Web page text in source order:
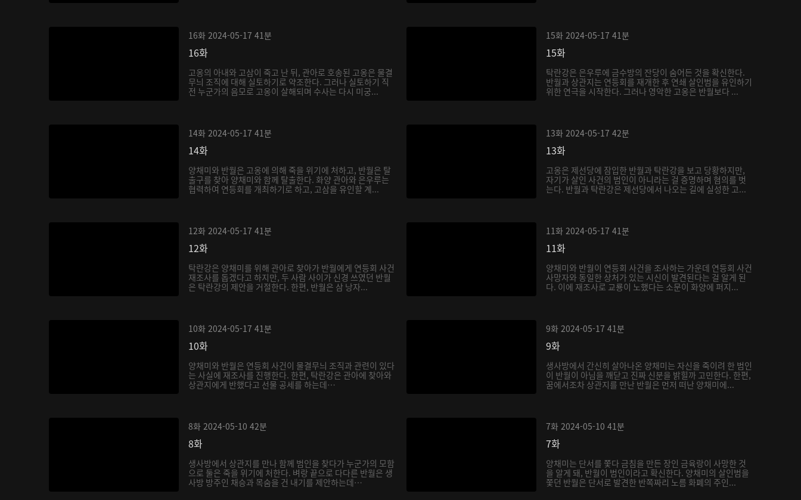
16화 2024-05-17 41분
16화
고옹의 아내와 고삼이 죽고 난 뒤, 관아로 호송된 고옹은 물결
무늬 조직에 대해 실토하기로 약조한다. 그러나 실토하기 직
전 누군가의 음모로 고옹이 살해되며 수사는 다시 미궁...
15화 2024-05-17 41분
15화
탁란강은 은우루에 금수방의 잔당이 숨어든 것을 확신한다.
반월과 상관지는 연등회를 재개한 후 연쇄 살인범을 유인하기
위한 연극을 시작한다. 그러나 영악한 고옹은 반월보다 ...
14화 2024-05-17 41분
14화
양채미와 반월은 고옹에 의해 죽을 위기에 처하고, 반월은 탈
출구를 찾아 양채미와 함께 탈출한다. 화양 관아와 은우루는
협력하여 연등회를 개최하기로 하고, 고삼을 유인할 계...
13화 2024-05-17 42분
13화
고옹은 제선당에 잠입한 반월과 탁란강을 보고 당황하지만,
자기가 살인 사건의 범인이 아니라는 걸 증명하며 혐의를 벗
는다. 반월과 탁란강은 제선당에서 나오는 길에 실성한 고...
12화 2024-05-17 41분
12화
탁란강은 양채미를 위해 관아로 찾아가 반월에게 연등회 사건
재조사를 돕겠다고 하지만, 두 사람 사이가 신경 쓰였던 반월
은 탁란강의 제안을 거절한다. 한편, 반월은 삼 낭자...
11화 2024-05-17 41분
11화
양채미와 반월이 연등회 사건을 조사하는 가운데 연등회 사건
사망자와 동일한 상처가 있는 시신이 발견된다는 걸 알게 된
다. 이에 재조사로 교룡이 노했다는 소문이 화양에 퍼지...
10화 2024-05-17 41분
10화
양채미와 반월은 연등회 사건이 물결무늬 조직과 관련이 있다
는 사실에 재조사를 진행한다. 한편, 탁란강은 관아에 찾아와
상관지에게 반했다고 선물 공세를 하는데…
9화 2024-05-17 41분
9화
생사방에서 간신히 살아나온 양채미는 자신을 죽이려 한 범인
이 반월이 아님을 깨닫고 진짜 신분을 밝힐까 고민한다. 한편,
꿈에서조차 상관지를 만난 반월은 먼저 떠난 양채미에...
8화 2024-05-10 42분
8화
생사방에서 상관지를 만나 함께 범인을 찾다가 누군가의 모함
으로 둘은 죽을 위기에 처한다. 벼랑 끝으로 다다른 반월은 생
사방 방주인 채승과 목숨을 건 내기를 제안하는데…
7화 2024-05-10 41분
7화
양채미는 단서를 쫓다 금침을 만든 장인 금육랑이 사망한 것
을 알게 돼, 반월이 범인이라고 확신한다. 양채미의 살인범을
쫓던 반월은 단서로 발견한 반쪽짜리 노름 화폐의 주인...